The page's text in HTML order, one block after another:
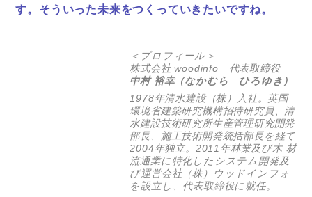
す。そういった未来をつくっていきたいですね。
＜プロフィール＞
株式会社 woodinfo 代表取締役
中村 裕幸（なかむら ひろゆき）
1978年清水建設（株）入社。英国
環境省建築研究機構招待研究員、清
水建設技術研究所生産管理研究開発
部長、施工技術開発統括部長を経て
2004年独立。2011年林業及び木 材
流通業に特化したシステム開発及
び運営会社（株）ウッドインフォ
を設立し、代表取締役に就任。